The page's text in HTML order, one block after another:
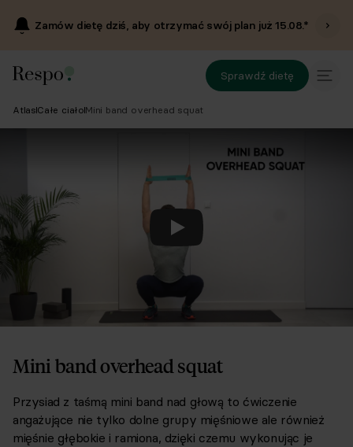
Zamów dietę dziś, aby otrzymać swój plan już15.08.*
Sprawdź dietę
Atlas Całe ciało Mini band overhead squat
Odtwórz
Mini band overhead squat
Przysiad z taśmą mini band nad głową to ćwiczenie
angażujące nie tylko dolne grupy mięśniowe ale również
mięśnie głębokie i ramiona, dzięki czemu wykonując je